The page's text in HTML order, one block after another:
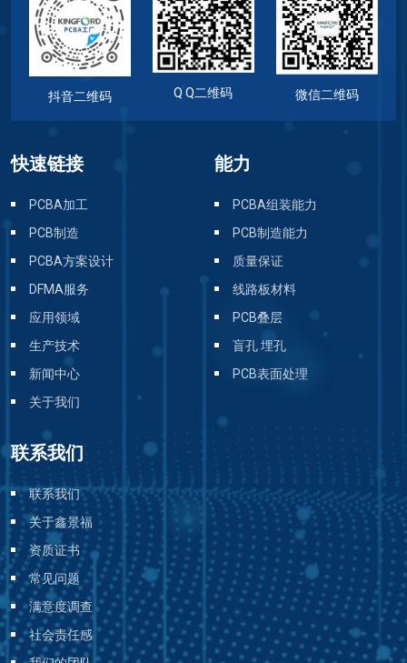
抖音二维码 Q Q二维码 微信二维码
快速链接
PCBA加工
PCB制造
PCBA方案设计
DFMA服务
应用领域
生产技术
新闻中心
关于我们
能力
PCBA组装能力
PCB制造能力
质量保证
线路板材料
PCB叠层
盲孔 埋孔
PCB表面处理
联系我们
联系我们
关于鑫景福
资质证书
常见问题
满意度调查
社会责任感